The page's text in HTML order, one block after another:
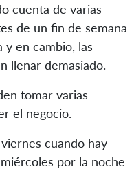
cuenta de varias
de un fin de semana
y en cambio, las
llenar demasiado.
tomar varias
el negocio.
cuando hay
por la noche